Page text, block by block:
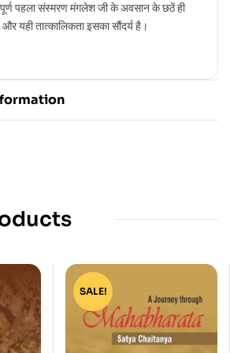
पहला संस्मरण मंगलेश जी के अवसान के छठें ही
यही तात्कालिकता इसका सौंदर्य है।
SALE!